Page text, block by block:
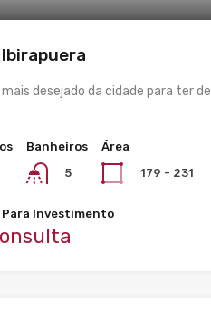
mais desejado da cidade para ter de
Banheiros
5
Área
179 - 231
Para Investimento